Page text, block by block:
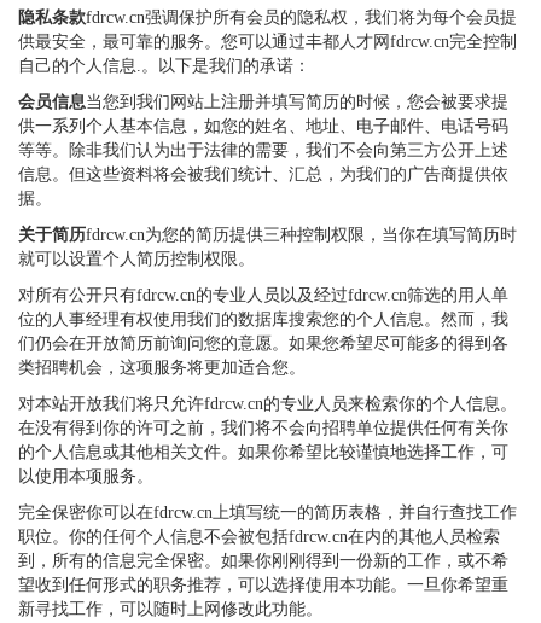
隐私条款fdrcw.cn强调保护所有会员的隐私权，我们将为每个会员提
供最安全，最可靠的服务。您可以通过丰都人才网fdrcw.cn完全控制
自己的个人信息.。以下是我们的承诺：
会员信息当您到我们网站上注册并填写简历的时候，您会被要求提
供一系列个人基本信息，如您的姓名、地址、电子邮件、电话号码
等等。除非我们认为出于法律的需要，我们不会向第三方公开上述
信息。但这些资料将会被我们统计、汇总，为我们的广告商提供依
据。
关于简历fdrcw.cn为您的简历提供三种控制权限，当你在填写简历时
就可以设置个人简历控制权限。
对所有公开只有fdrcw.cn的专业人员以及经过fdrcw.cn筛选的用人单
位的人事经理有权使用我们的数据库搜索您的个人信息。然而，我
们仍会在开放简历前询问您的意愿。如果您希望尽可能多的得到各
类招聘机会，这项服务将更加适合您。
对本站开放我们将只允许fdrcw.cn的专业人员来检索你的个人信息。
在没有得到你的许可之前，我们将不会向招聘单位提供任何有关你
的个人信息或其他相关文件。如果你希望比较谨慎地选择工作，可
以使用本项服务。
完全保密你可以在fdrcw.cn上填写统一的简历表格，并自行查找工作
职位。你的任何个人信息不会被包括fdrcw.cn在内的其他人员检索
到，所有的信息完全保密。如果你刚刚得到一份新的工作，或不希
望收到任何形式的职务推荐，可以选择使用本功能。一旦你希望重
新寻找工作，可以随时上网修改此功能。